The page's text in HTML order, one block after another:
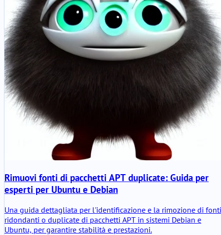
Rimuovi fonti di pacchetti APT duplicate: Guida per
esperti per Ubuntu e Debian
Una guida dettagliata per l'identificazione e la rimozione di fonti
ridondanti o duplicate di pacchetti APT in sistemi Debian e
Ubuntu, per garantire stabilità e prestazioni.